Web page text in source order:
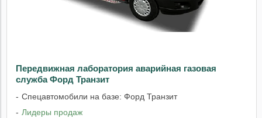
Передвижная лаборатория аварийная газовая
служба Форд Транзит
Спецавтомобили на базе: Форд Транзит
Лидеры продаж